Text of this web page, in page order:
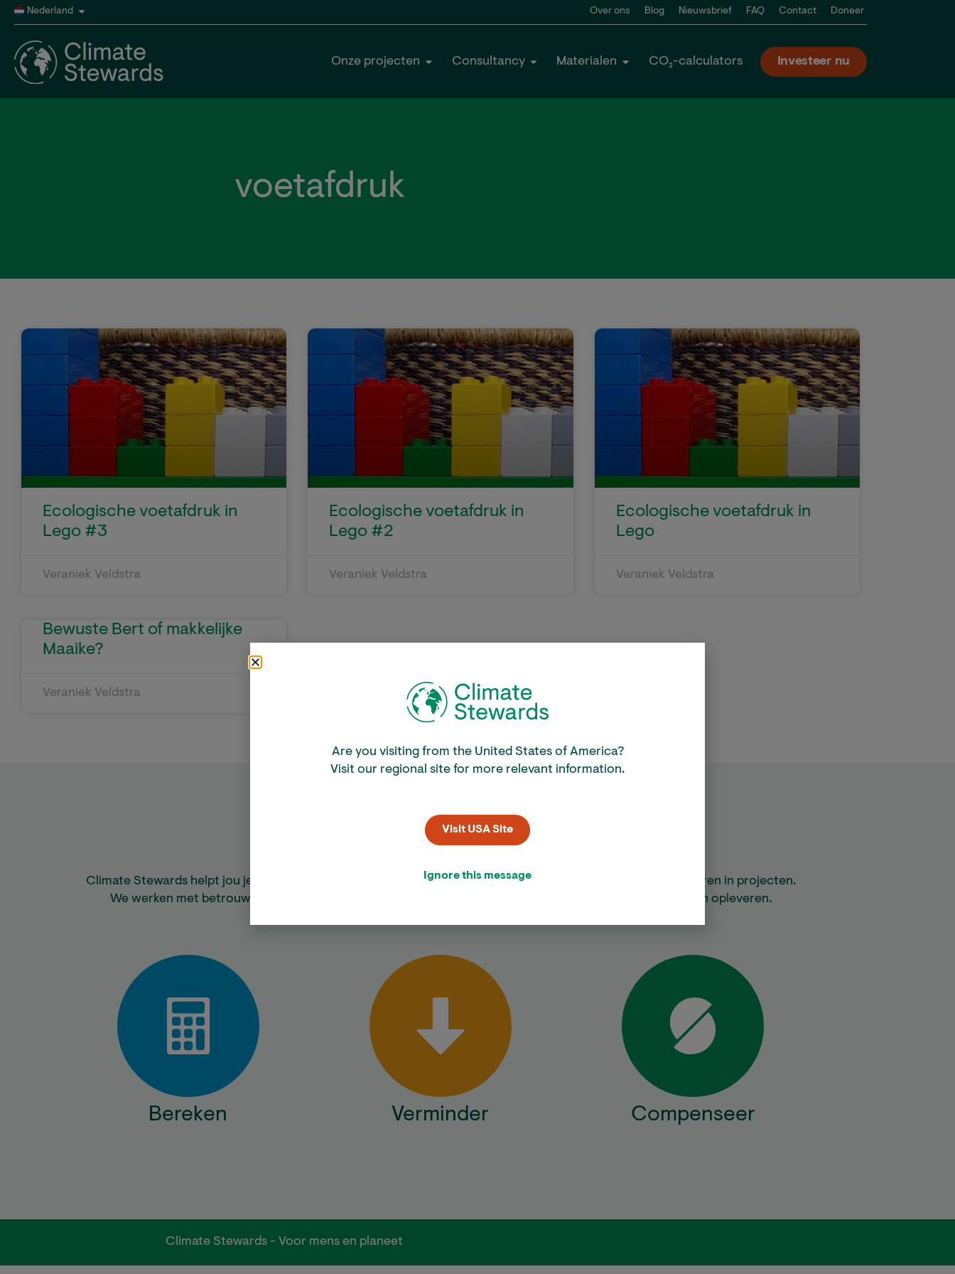
Nederland Over ons Blog Nieuwsbrief FAQ Contact Doneer
Onze projecten Consultancy Materialen CO₂-calculators Investeer nu
voetafdruk
Ecologische voetafdruk in
Lego #3
Veraniek Veldstra
Ecologische voetafdruk in
Lego #2
Veraniek Veldstra
Ecologische voetafdruk in
Lego
Veraniek Veldstra
Bewuste Bert of makkelijke
Maaike?
Veraniek Veldstra
Kom in actie
Climate Stewards helpt jou je CO₂-voetafdruk te berekenen, te verminderen wat je kunt en de rest te investeren in projecten.
We werken met betrouwbare gemeenschapsprojecten die naast CO
-reductie ook veel lokale voordelen opleveren.
Bereken Verminder Compenseer
Climate Stewards - Voor mens en planeet
Are you visiting from the United States of America?
Visit our regional site for more relevant information.
Visit USA Site
Ignore this message